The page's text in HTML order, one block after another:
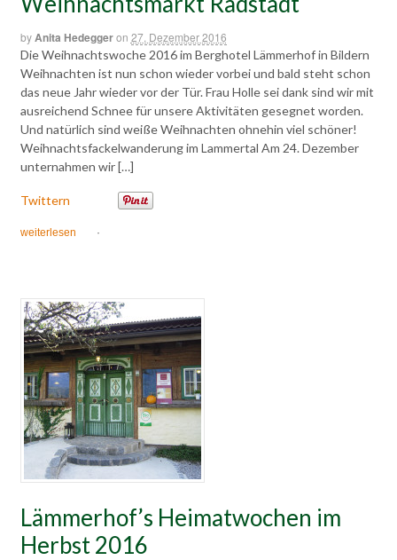
byAnita Hedeggeron 27. Dezember 2016
Die Weihnachtswoche 2016 im Berghotel Lämmerhof in Bildern
Weihnachten ist nun schon wieder vorbei und bald steht schon
das neue Jahr wieder vor der Tür. Frau Holle sei dank sind wir mit
ausreichend Schnee für unsere Aktivitäten gesegnet worden.
Und natürlich sind weiße Weihnachten ohnehin viel schöner!
Weihnachtsfackelwanderung im Lammertal Am 24. Dezember
unternahmen wir […]
Twittern
weiterlesen ·
Lämmerhof’s Heimatwochen im
Herbst 2016